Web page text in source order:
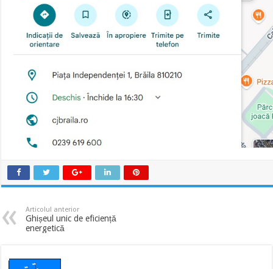
Articolul anterior
Ghișeul unic de eficiență
energetică